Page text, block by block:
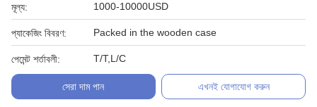
মূল্য: 1000-10000USD
প্যাকেজিং বিবরণ: Packed in the wooden case
পেমেন্ট শর্তাবলী: T/T,L/C
সেরা দাম পান এখনই যোগাযোগ করুন